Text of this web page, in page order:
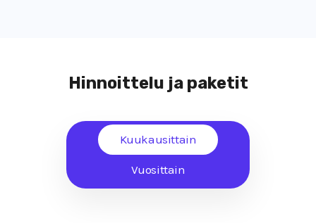
Hinnoittelu ja paketit
Kuukausittain
Vuosittain